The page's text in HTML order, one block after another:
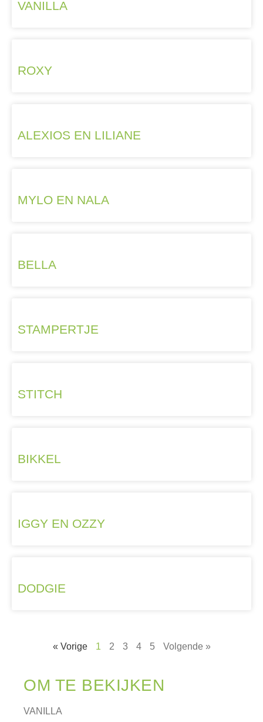
VANILLA
ROXY
ALEXIOS EN LILIANE
MYLO EN NALA
BELLA
STAMPERTJE
STITCH
BIKKEL
IGGY EN OZZY
DODGIE
« Vorige 1 2 3 4 5 Volgende »
OM TE BEKIJKEN
VANILLA